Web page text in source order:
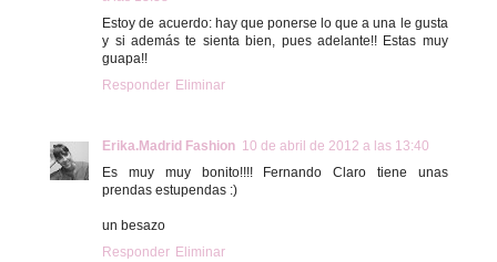
Estoy de acuerdo: hay que ponerse lo que a una le gusta
y si además te sienta bien, pues adelante!! Estas muy
guapa!!
Responder Eliminar
Erika.Madrid Fashion 10 de abril de 2012 a las 13:40
Es muy muy bonito!!!! Fernando Claro tiene unas
prendas estupendas :)
un besazo
Responder Eliminar